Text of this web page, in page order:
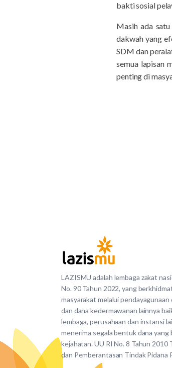
bakti sosial
Masih ada
dakwah yang
SDM dan
semua lapisan
penting di
LAZISMU adalah lembaga zakat
No. 90 Tahun 2022, yang
masyarakat melalui pendayagunaan
dan dana kedermawanan lainnya
lembaga, perusahaan dan instansi
menerima segala bentuk dana yang
kejahatan. UU RI No. 8 Tahun 2010
dan Pemberantasan Tindak Pidana